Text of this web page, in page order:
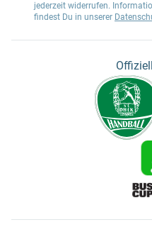
jederzeit widerrufen.
findest Du in unserer